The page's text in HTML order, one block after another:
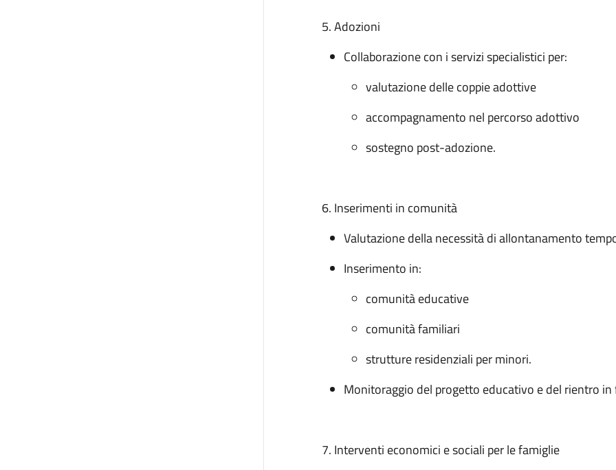
5. Adozioni
Collaborazione con i servizi specialistici per:
valutazione delle coppie adottive
accompagnamento nel percorso adottivo
sostegno post-adozione.
6. Inserimenti in comunità
Valutazione della necessità di allontanamento
Inserimento in:
comunità educative
comunità familiari
strutture residenziali per minori.
Monitoraggio del progetto educativo e del rientro in
7. Interventi economici e sociali per le famiglie